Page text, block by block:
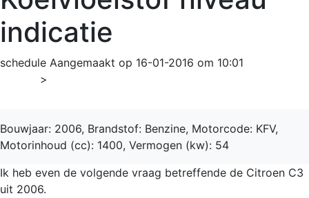
indicatie
schedule Aangemaakt op 16-01-2016 om 10:01
>
Bouwjaar: 2006, Brandstof: Benzine, Motorcode: KFV,
Motorinhoud (cc): 1400, Vermogen (kw): 54
Ik heb even de volgende vraag betreffende de Citroen C3
uit 2006.